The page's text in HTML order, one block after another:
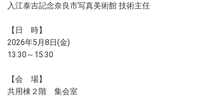
入江泰吉記念奈良市写真美術館 技術主任
【日 時】
2026年5月8日(金)
13:30～15:30
【会 場】
共用棟２階 集会室